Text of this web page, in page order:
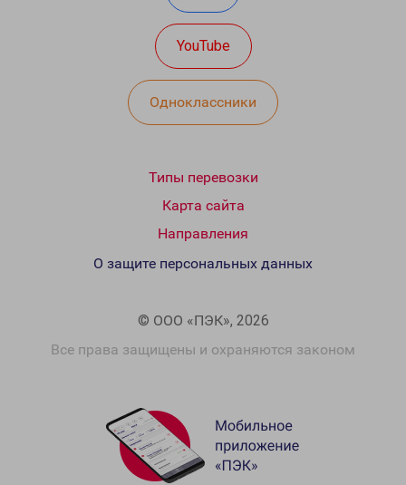
YouTube
Одноклассники
Типы перевозки
Карта сайта
Направления
© ООО «ПЭК», 2026
Все права защищены и охраняются законом
О защите персональных данных